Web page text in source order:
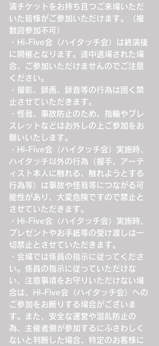
演チケットをお持ち且つご来場いただ
いた皆様がご参加いただけます。（複
数回参加不可）
・Hi-Five会（ハイタッチ会）は終演後
に開催となります。途中退場された場
合、ご参加いただけませんのでご注意
ください。
・撮影、録画、録音等の行為は固く禁
止させていただきます。
・怪我、事故防止のため、指輪やブレ
スレットなどはお外しの上ご参加をお
願いいたします。
・Hi-Five会（ハイタッチ会）実施時、
ハイタッチ以外の行為（握手、アーテ
ィスト本人に触れる、触れようとする
行為等）は事故や怪我等につながる可
能性があり、大変危険ですので禁止と
させていただきます。
・Hi-Five会（ハイタッチ会）実施時、
プレゼントやお手紙等の受け渡しは一
切禁止とさせていただきます。
・会場では係員の指示に従ってくださ
い。係員の指示に従っていただけな
い、注意事項をお守りいただけない場
合は、Hi-Five会（ハイタッチ会）への
ご参加をお断りする場合がございま
す。また、安全な運営や混乱防止の
為、主催者側が参加するにふさわしく
ないと判断した場合、特定のお客様に